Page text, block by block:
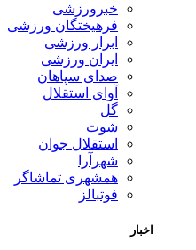
خبرورزشی
فرهیختگان ورزشی
ابرار ورزشی
ایران ورزشی
صدای سپاهان
آوای استقلال
گل
شوت
استقلال جوان
شهرآرا
همشهری تماشاگر
فوتبالز
اخبار